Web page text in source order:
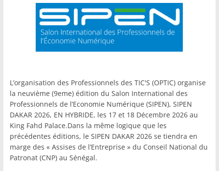
L’organisation des Professionnels des TIC'S (OPTIC) organise
la neuvième (9eme) édition du Salon International des
Professionnels de l’Economie Numérique (SIPEN), SIPEN
DAKAR 2026, EN HYBRIDE, les 17 et 18 Décembre 2026 au
King Fahd Palace.Dans la même logique que les
précédentes éditions, le SIPEN DAKAR 2026 se tiendra en
marge des « Assises de l’Entreprise » du Conseil National du
Patronat (CNP) au Sénégal.